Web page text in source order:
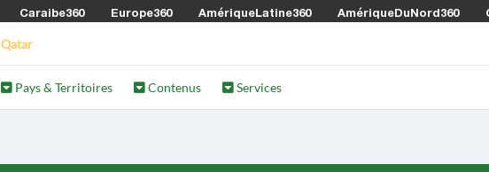
Caraibe360 Europe360 AmériqueLatine360 AmériqueDuNord360
Qatar
Pays & Territoires Contenus Services